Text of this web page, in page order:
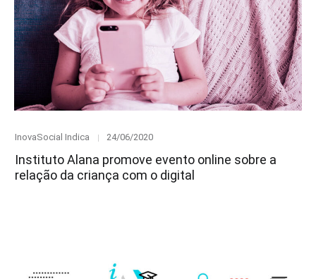
Category
InovaSocial Indica
Posted
24/06/2020
Instituto Alana promove evento online sobre a
relação da criança com o digital